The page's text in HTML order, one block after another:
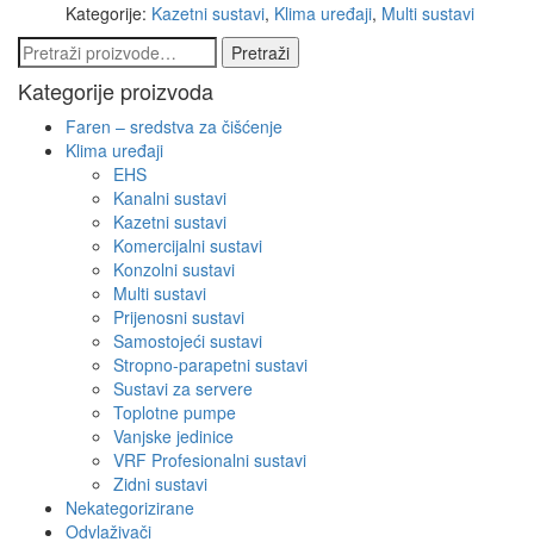
Kategorije: Kazetni sustavi, Klima uređaji, Multi sustavi
Pretraži:
Pretraži
Kategorije proizvoda
Faren – sredstva za čišćenje
Klima uređaji
EHS
Kanalni sustavi
Kazetni sustavi
Komercijalni sustavi
Konzolni sustavi
Multi sustavi
Prijenosni sustavi
Samostojeći sustavi
Stropno-parapetni sustavi
Sustavi za servere
Toplotne pumpe
Vanjske jedinice
VRF Profesionalni sustavi
Zidni sustavi
Nekategorizirane
Odvlaživači